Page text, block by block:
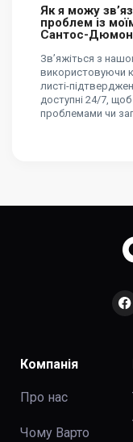
Як я можу
проблем із
Сантос-
Зв’яжіться з
використовуючи
листі-
доступні 24/7,
проблемами чи
Компанія
Про нас
Чому Варто